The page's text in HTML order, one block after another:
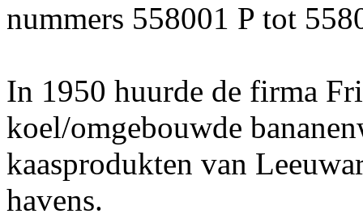
nummers 558001 P tot
In 1950 huurde de firma
koel/omgebouwde
kaasprodukten van
havens.